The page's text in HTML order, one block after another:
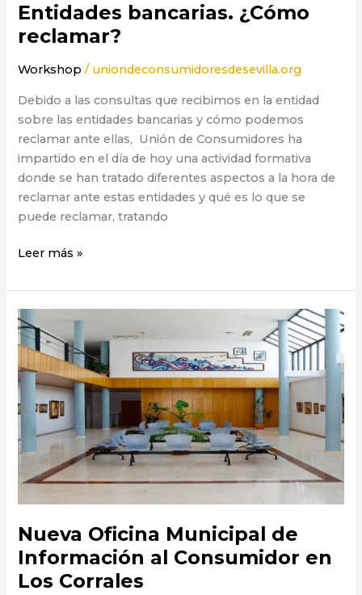
Entidades bancarias. ¿Cómo
reclamar?
Workshop / uniondeconsumidoresdesevilla.org
Debido a las consultas que recibimos en la entidad
sobre las entidades bancarias y cómo podemos
reclamar ante ellas, Unión de Consumidores ha
impartido en el día de hoy una actividad formativa
donde se han tratado diferentes aspectos a la hora de
reclamar ante estas entidades y qué es lo que se
puede reclamar, tratando
Leer más »
Nueva Oficina Municipal de
Información al Consumidor en
Los Corrales
Nueva
Oficina
Municipal
de
Información
al
Consumidor
en
Los